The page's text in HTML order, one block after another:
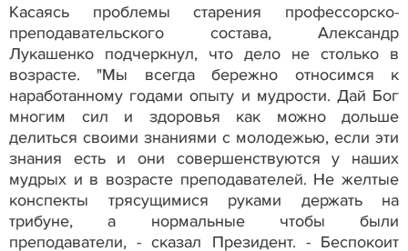
Касаясь проблемы старения профессорско-
преподавательского состава, Александр
Лукашенко подчеркнул, что дело не столько в
возрасте. "Мы всегда бережно относимся к
наработанному годами опыту и мудрости. Дай Бог
многим сил и здоровья как можно дольше
делиться своими знаниями с молодежью, если эти
знания есть и они совершенствуются у наших
мудрых и в возрасте преподавателей. Не желтые
конспекты трясущимися руками держать на
трибуне, а нормальные чтобы были
преподаватели, - сказал Президент. - Беспокоит